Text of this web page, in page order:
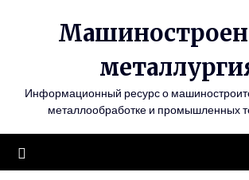
Информационный ресурс о
металлообработке и промышленных